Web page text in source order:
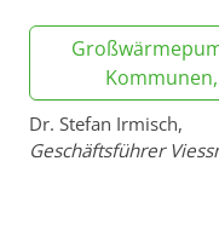
Dr. Stefan Irmisch,
Geschäftsführer